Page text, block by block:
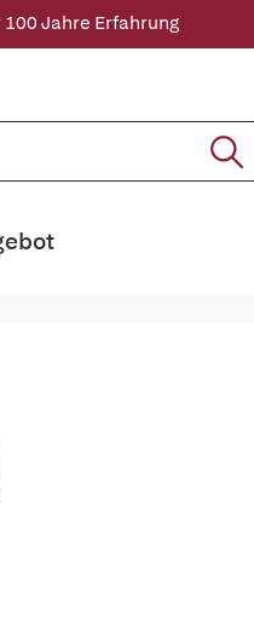
100 Jahre Erfahrung